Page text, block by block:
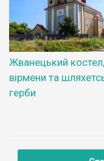
Жванецький костел,
вірмени та
герби